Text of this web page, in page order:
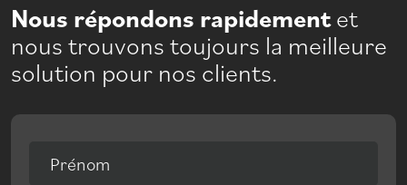
Nous répondons rapidementet
nous trouvons toujours la meilleure
solution pour nos clients.
Prénom